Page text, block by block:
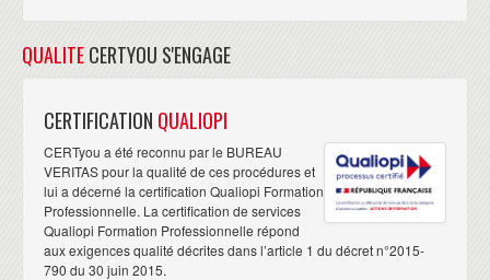
QUALITECERTYOU S'ENGAGE
CERTIFICATION QUALIOPI
CERTyou a été reconnu par le BUREAU
VERITAS pour la qualité de ces procédures et
lui a décerné la certification Qualiopi Formation
Professionnelle. La certification de services
Qualiopi Formation Professionnelle répond
aux exigences qualité décrites dans l’article 1 du décret n°2015-
790 du 30 juin 2015.